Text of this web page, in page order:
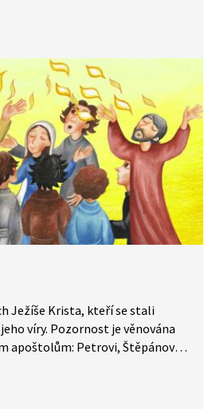
Ježíše Krista, kteří se stali
víry. Pozornost je věnována
apoštolům: Petrovi, Štěpánovi